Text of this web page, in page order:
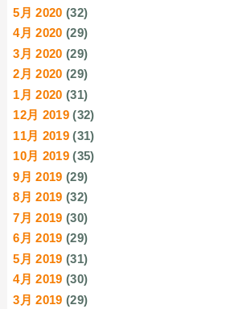
5月 2020 (32)
4月 2020 (29)
3月 2020 (29)
2月 2020 (29)
1月 2020 (31)
12月 2019 (32)
11月 2019 (31)
10月 2019 (35)
9月 2019 (29)
8月 2019 (32)
7月 2019 (30)
6月 2019 (29)
5月 2019 (31)
4月 2019 (30)
3月 2019 (29)